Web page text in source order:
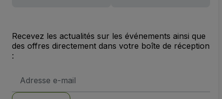
Recevez les actualités sur les événements ainsi que
des offres directement dans votre boîte de réception
:
e-